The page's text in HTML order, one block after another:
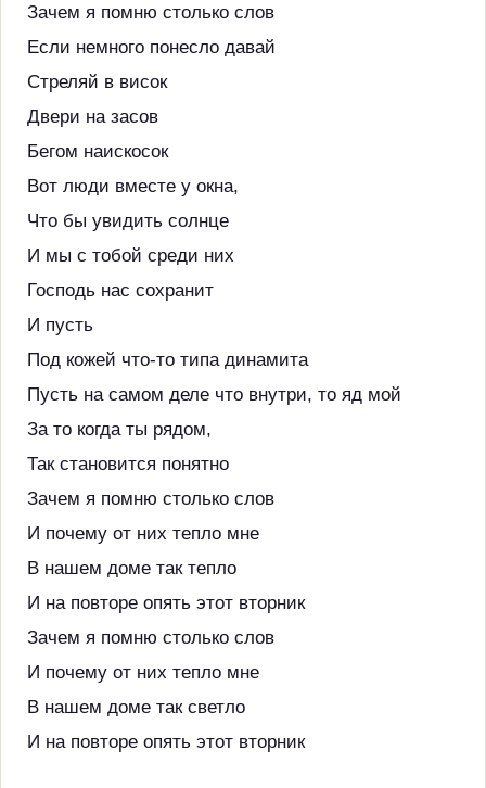
Зачем я помню столько слов
Если немного понесло давай
Стреляй в висок
Двери на засов
Бегом наискосок
Вот люди вместе у окна,
Что бы увидить солнце
И мы с тобой среди них
Господь нас сохранит
И пусть
Под кожей что-то типа динамита
Пусть на самом деле что внутри, то яд мой
За то когда ты рядом,
Так становится понятно
Зачем я помню столько слов
И почему от них тепло мне
В нашем доме так тепло
И на повторе опять этот вторник
Зачем я помню столько слов
И почему от них тепло мне
В нашем доме так светло
И на повторе опять этот вторник